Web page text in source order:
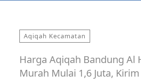
Aqiqah Kecamatan
Harga Aqiqah Bandung Al
Murah Mulai 1,6 Juta,